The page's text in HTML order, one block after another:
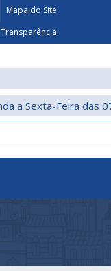
Mapa do Site
a Sexta-Feira das